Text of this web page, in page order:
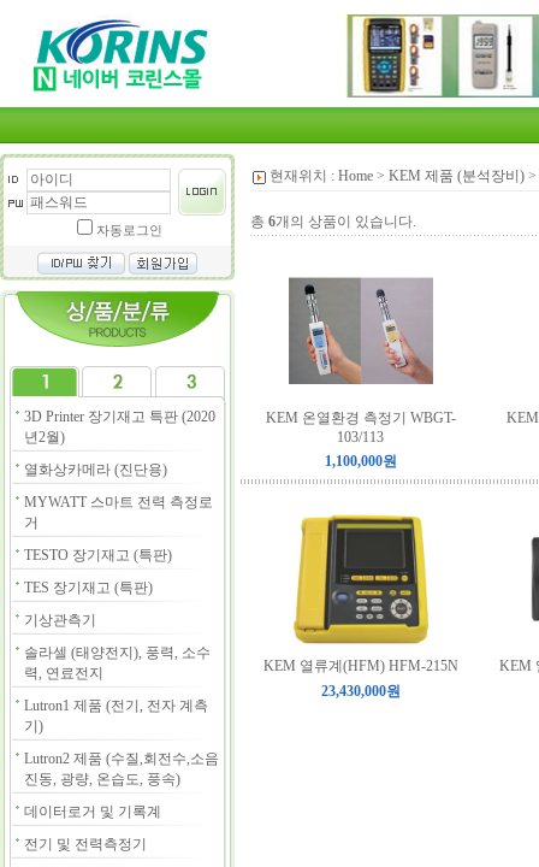
자동로그인
3D Printer 장기재고 특판 (2020
년2월)
열화상카메라 (진단용)
MYWATT 스마트 전력 측정로
거
TESTO 장기재고 (특판)
TES 장기재고 (특판)
기상관측기
솔라셀 (태양전지), 풍력, 소수
력, 연료전지
Lutron1 제품 (전기, 전자 계측
기)
Lutron2 제품 (수질,회전수,소음
진동, 광량, 온습도, 풍속)
데이터로거 및 기록계
전기 및 전력측정기
현재위치 : Home > KEM 제품 (분석장비) >
총 6개의 상품이 있습니다.
KEM 온열환경 측정기 WBGT-
103/113
1,100,000원
KEM 열류계(HFM) HFM-215N
23,430,000원
KEM